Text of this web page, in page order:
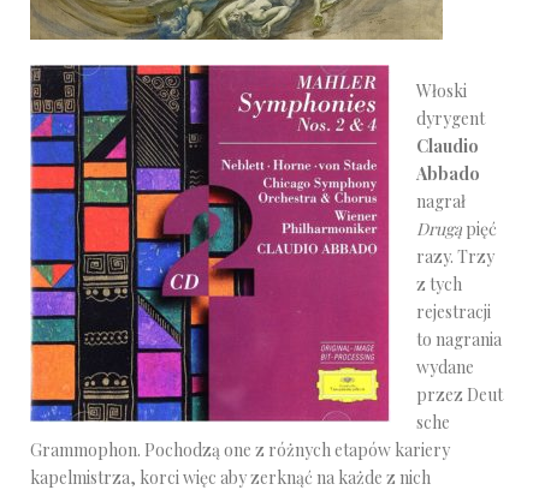
Włoski
dyrygent
Claudio
Abbado
nagrał
Drugą pięć
razy. Trzy
z tych
rejestracji
to nagrania
wydane
przez Deut
sche
Grammophon. Pochodzą one z różnych etapów kariery
kapelmistrza, korci więc aby zerknąć na każde z nich